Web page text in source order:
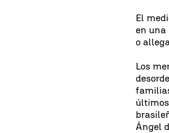
El
en una
o
Los
Ángel